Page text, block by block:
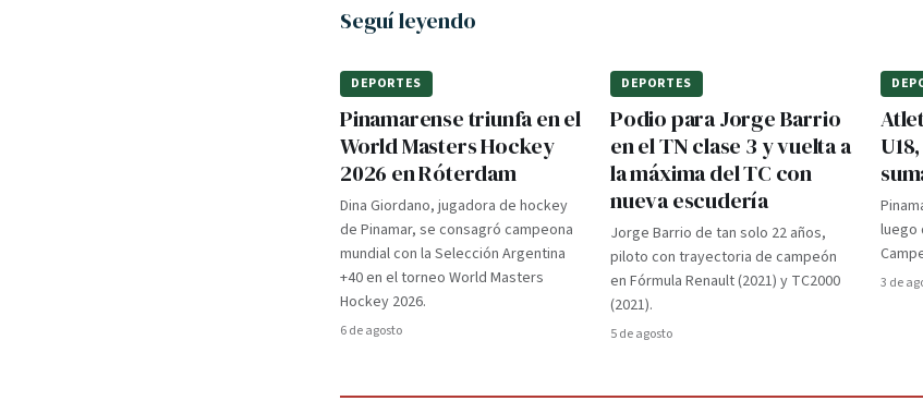
Seguí leyendo
DEPORTES
Pinamarense triunfa en el
World Masters Hockey
2026 en Róterdam
Dina Giordano, jugadora de hockey
de Pinamar, se consagró campeona
mundial con la Selección Argentina
+40 en el torneo World Masters
Hockey 2026.
6 de agosto
DEPORTES
Podio para Jorge Barrio
en el TN clase 3 y vuelta a
la máxima del TC con
nueva escudería
Jorge Barrio de tan solo 22 años,
piloto con trayectoria de campeón
en Fórmula Renault (2021) y TC2000
(2021).
5 de agosto
luego
3 de